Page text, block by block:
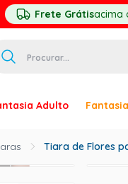
Frete Grátisacima
Adulto
Tiara de Flores
º
princesa